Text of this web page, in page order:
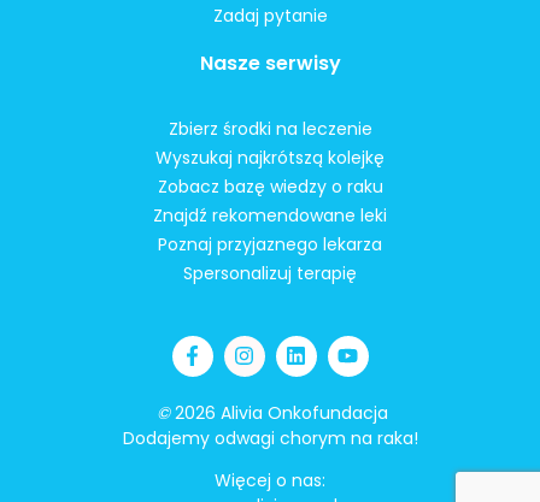
Zadaj pytanie
Nasze serwisy
Zbierz środki na leczenie
Wyszukaj najkrótszą kolejkę
Zobacz bazę wiedzy o raku
Znajdź rekomendowane leki
Poznaj przyjaznego lekarza
Spersonalizuj terapię
©2026 Alivia Onkofundacja
Dodajemy odwagi chorym na raka!
Więcej o nas: